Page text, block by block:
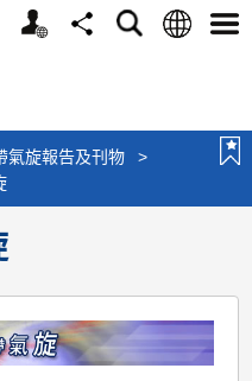
個
分
搜
語
選
氣旋報告及刊物
>